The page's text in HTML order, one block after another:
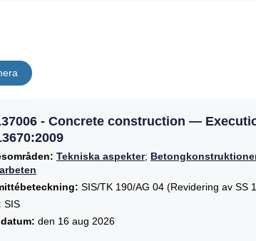
- Concrete construction —
Tekniska aspekter;
SIS/TK 190/AG 04 (Revidering av SS
SIS
den 16 aug 2026